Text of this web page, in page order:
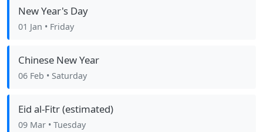
New Year's Day
01 Jan • Friday
Chinese New Year
06 Feb • Saturday
Eid al-Fitr (estimated)
09 Mar • Tuesday